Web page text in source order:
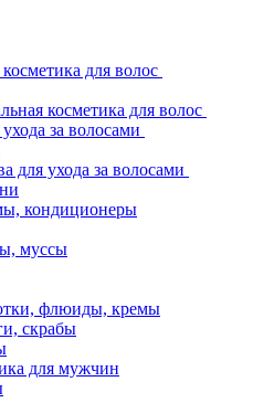
для волос
косметика для волос
за волосами
для ухода за волосами
кондиционеры
муссы
флюиды, кремы
скрабы
для мужчин